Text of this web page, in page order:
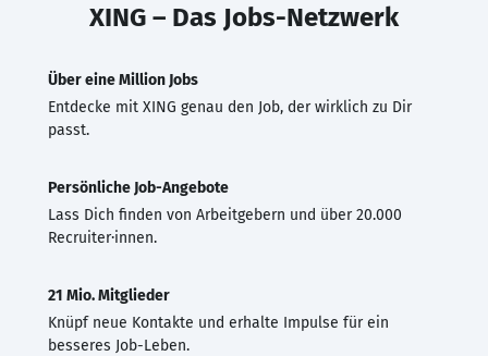
XING – Das Jobs-Netzwerk
Über eine Million Jobs
Entdecke mit XING genau den Job, der wirklich zu Dir
passt.
Persönliche Job-Angebote
Lass Dich finden von Arbeitgebern und über 20.000
Recruiter·innen.
21 Mio. Mitglieder
Knüpf neue Kontakte und erhalte Impulse für ein
besseres Job-Leben.